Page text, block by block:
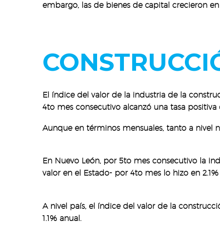
embargo, las de bienes de capital crecieron
El índice del valor de la industria de la
4to mes consecutivo alcanzó una tasa positiva
Aunque en términos mensuales, tanto a nivel
En Nuevo León, por 5to mes consecutivo la
valor en el Estado- por 4to mes lo hizo en
A nivel país, el índice del valor de la
1.1% anual.